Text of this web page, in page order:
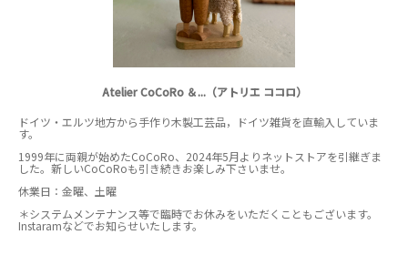
Atelier CoCoRo ＆...（アトリエ ココロ）
ドイツ・エルツ地方から手作り木製工芸品，ドイツ雑貨を直輸入していま
す。
1999年に両親が始めたCoCoRo、2024年5月よりネットストアを引継ぎま
した。新しいCoCoRoも引き続きお楽しみ下さいませ。
休業日：金曜、土曜
＊システムメンテナンス等で臨時でお休みをいただくこともございます。
Instaramなどでお知らせいたします。